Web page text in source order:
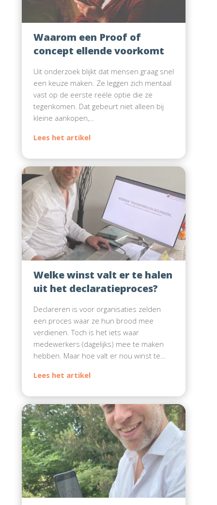
Waarom een Proof of
concept ellende voorkomt
Uit onderzoek blijkt dat mensen graag snel
een keuze maken. Ze leggen zich mentaal
vast op de eerste reële optie die ze
tegenkomen. Dat gebeurt niet alleen bij
kleine aankopen,…
Welke winst valt er te halen
uit het declaratieproces?
Declareren is voor organisaties zelden
een proces waar ze hun brood mee
verdienen. Toch is het iets waar
medewerkers (dagelijks) mee te maken
hebben. Maar hoe valt er nou winst te…